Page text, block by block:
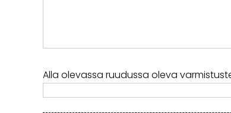
Alla olevassa ruudussa oleva